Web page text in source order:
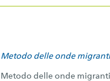
Metodo delle onde migranti
Metodo delle onde